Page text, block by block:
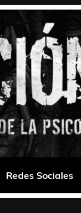
Redes Sociales